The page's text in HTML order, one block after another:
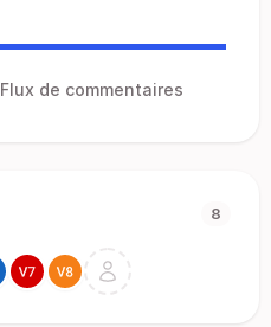
Flux de commentaires
8